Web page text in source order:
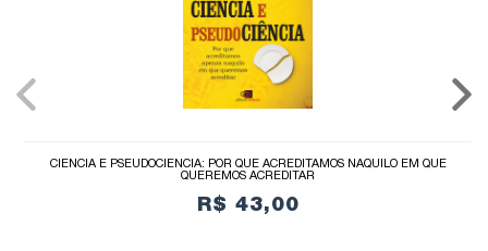
CIÊNCIA E PSEUDOCIÊNCIA: POR QUE ACREDITAMOS NAQUILO EM QUE
QUEREMOS ACREDITAR
R$ 43,00